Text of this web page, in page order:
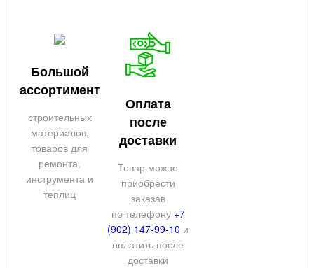
Большой
ассортимент
строительных
материалов,
товаров для
ремонта,
инструмента и
теплиц
Оплата
после
доставки
Товар можно
приобрести
заказав
по телефону +7
(902) 147-99-10 и
оплатить после
доставки